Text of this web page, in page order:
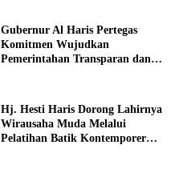
Gubernur Al Haris Pertegas
Komitmen Wujudkan
Pemerintahan Transparan dan
Hj. Hesti Haris Dorong Lahirnya
Wirausaha Muda Melalui
Pelatihan Batik Kontemporer